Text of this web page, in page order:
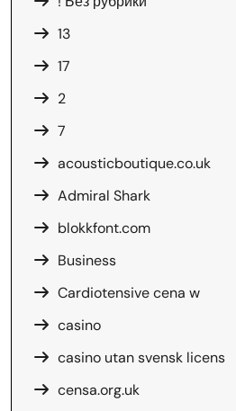
13
17
2
7
acousticboutique.co.uk
Admiral Shark
blokkfont.com
Business
Cardiotensive cena w
casino
casino utan svensk licens
censa.org.uk